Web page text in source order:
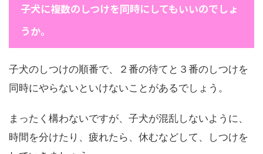
子犬に複数のしつけを同時にしてもいいのでしょ
うか。
子犬のしつけの順番で、２番の待てと３番のしつけを
同時にやらないといけないことがあるでしょう。
まったく構わないですが、子犬が混乱しないように、
時間を分けたり、疲れたら、休むなどして、しつけを